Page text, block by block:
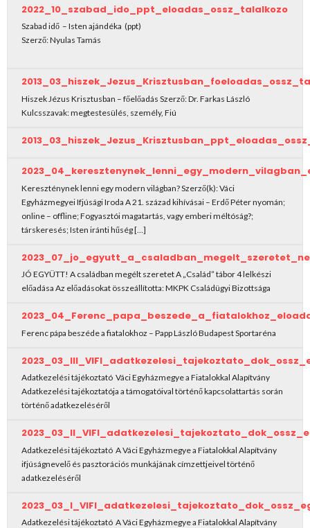
2022_10_szabad_ido_ppt_eloadas_ossz_talalkozo
Szabad idő – Isten ajándéka (ppt)
Szerző: Nyulas Tamás
Hiszek Jézus Krisztusban – főelőadás Szerző: Dr. Farkas László
Kulcsszavak: megtestesülés, személy, Fiú
Kereszténynek lenni egy modern világban? Szerző(k): Váci
Egyházmegyei Ifjúsági Iroda A 21. század kihívásai – Erdő Péter nyomán;
online – offline; Fogyasztói magatartás, vagy emberi méltóság?;
társkeresés; Isten iránti hűség […]
JÓ EGYÜTT! A családban megélt szeretet A „Család” tábor 4 lelkészi
előadása Az előadásokat összeállította: MKPK Családügyi Bizottsága
Ferenc pápa beszéde a fiatalokhoz – Papp László Budapest Sportaréna
Adatkezelési tájékoztató Váci Egyházmegye a Fiatalokkal Alapítvány
Adatkezelési tajékoztatója a támogatóival történő kapcsolattartás során
történő adatkezeléséről
Adatkezelési tájékoztató A Váci Egyházmegye a Fiatalokkal Alapítvány
ifjúságnevelő és pasztorációs munkájának címzettjeivel történő
adatkezeléséről
Adatkezelési tájékoztató A Váci Egyházmegye a Fiatalokkal Alapítvány